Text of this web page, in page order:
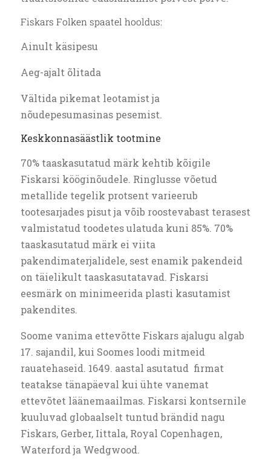
Fiskars Folken spaatel hooldus:
Ainult käsipesu
Aeg-ajalt õlitada
Vältida pikemat leotamist ja
nõudepesumasinas pesemist.
Keskkonnasäästlik tootmine
70% taaskasutatud märk kehtib kõigile
Fiskarsi kööginõudele. Ringlusse võetud
metallide tegelik protsent varieerub
tootesarjades pisut ja võib roostevabast terasest
valmistatud toodetes ulatuda kuni 85%. 70%
taaskasutatud märk ei viita
pakendimaterjalidele, sest enamik pakendeid
on täielikult taaskasutatavad. Fiskarsi
eesmärk on minimeerida plasti kasutamist
pakendites.
Soome vanima ettevõtte Fiskars ajalugu algab
17. sajandil, kui Soomes loodi mitmeid
rauatehaseid. 1649. aastal asutatud firmat
teatakse tänapäeval kui ühte vanemat
ettevõtet läänemaailmas. Fiskarsi kontsernile
kuuluvad globaalselt tuntud brändid nagu
Fiskars, Gerber, Iittala, Royal Copenhagen,
Waterford ja Wedgwood.